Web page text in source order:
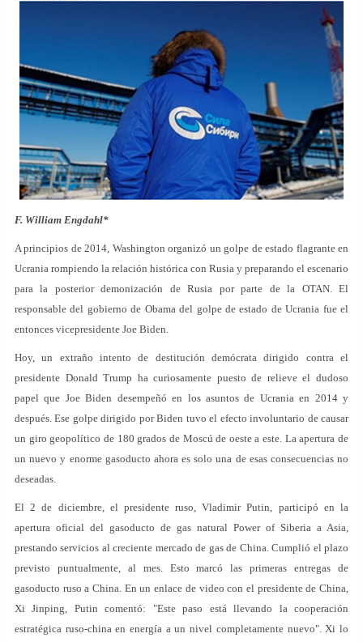
F. William Engdahl*
A principios de 2014, Washington organizó un golpe de estado flagrante en
Ucrania rompiendo la relación histórica con Rusia y preparando el escenario
para la posterior demonización de Rusia por parte de la OTAN. El
responsable del gobierno de Obama del golpe de estado de Ucrania fue el
entonces vicepresidente Joe Biden.
Hoy, un extraño intento de destitución demócrata dirigido contra el
presidente Donald Trump ha curiosamente puesto de relieve el dudoso
papel que Joe Biden desempeñó en los asuntos de Ucrania en 2014 y
después. Ese golpe dirigido por Biden tuvo el efecto involuntario de causar
un giro geopolítico de 180 grados de Moscú de oeste a este. La apertura de
un nuevo y enorme gasoducto ahora es solo una de esas consecuencias no
deseadas.
El 2 de diciembre, el presidente ruso, Vladimir Putin, participó en la
apertura oficial del gasoducto de gas natural Power of Siberia a Asia,
prestando servicios al creciente mercado de gas de China. Cumplió el plazo
previsto puntualmente, al mes. Esto marcó las primeras entregas de
gasoducto ruso a China. En un enlace de video con el presidente de China,
Xi Jinping, Putin comentó: "Este paso está llevando la cooperación
estratégica ruso-china en energía a un nivel completamente nuevo". Xi lo